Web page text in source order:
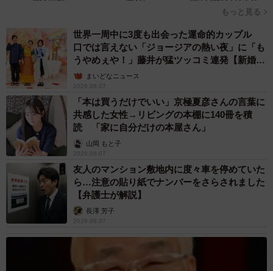
もっと見る
世界一周中に3度も出会った運命的カップル
口では言えない「ジョージアの熱い夜」に「も
うやめぇや！」藤井が猛ツッコミ連発【新婚さ
ん】まいどなニュース
2026.08.07
「本は買うだけでいい」京極夏彦さんの言葉に
共感した女性→リビングの本棚に140冊を積
読 「家に自分だけの本屋さん」
山岡 もと子
2026.08.07
友人のマンション敷地内に度々車を停めていた
ら…注意の貼り紙でナンバーをさらされました
【弁護士が解説】
長澤 芳子
2026.08.07